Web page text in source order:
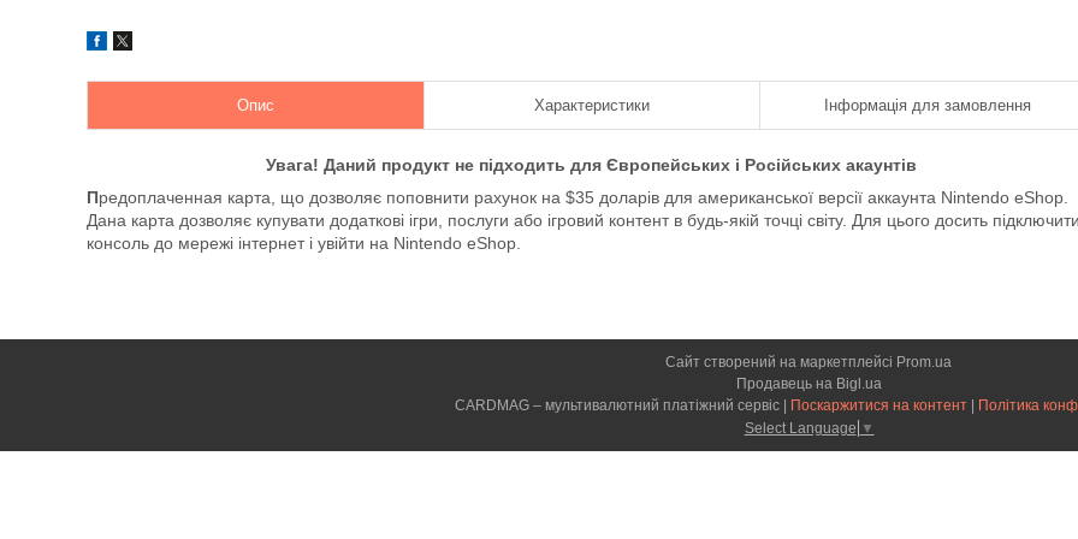
Опис Характеристики Інформація для замовлення
Увага! Даний продукт не підходить для Європейських і Російських акаунтів
Предоплаченная карта, що дозволяє поповнити рахунок на $35 доларів для американської версії аккаунта Nintendo eShop.
Дана карта дозволяє купувати додаткові ігри, послуги або ігровий контент в будь-якій точці світу. Для цього досить підключити
консоль до мережі інтернет і увійти на Nintendo eShop.
Сайт створений на маркетплейсі Prom.ua
Продавець на Bigl.ua
Поскаржитися на контент
Політика
Select Language ▼